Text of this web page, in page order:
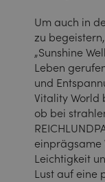
Um auch in
zu
„Sunshine
Leben
und
Vitality World
ob bei
Leichtigkeit
Lust auf eine